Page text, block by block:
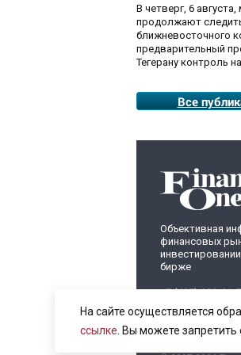
В четверг, 6
продолжают
ближневосточного
предварительный
Тегерану контроль
Все
Объективная
финансовых
бирже
+7 (495) 899-01-
info@fomag.ru
На сайте осуществляется
ссылке . Вы можете